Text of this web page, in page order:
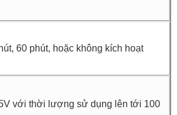
60 phút, hoặc không kích hoạt
với thời lượng sử dụng lên tới 100